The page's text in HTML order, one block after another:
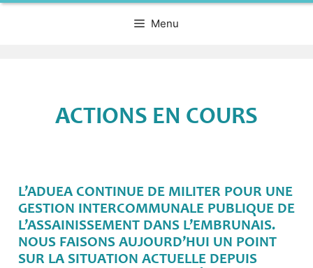
Menu
ACTIONS EN COURS
L’ADUEA CONTINUE DE MILITER POUR UNE
GESTION INTERCOMMUNALE PUBLIQUE DE
L’ASSAINISSEMENT DANS L’EMBRUNAIS.
NOUS FAISONS AUJOURD’HUI UN POINT
SUR LA SITUATION ACTUELLE DEPUIS